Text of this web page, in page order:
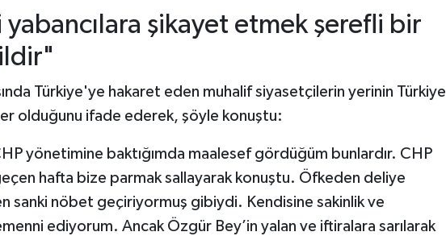
yabancılara şikayet etmek şerefli bir
Türkiye'ye hakaret eden muhalif siyasetçilerin yerinin Türkiye
olduğunu ifade ederek, şöyle konuştu:
yönetimine baktığımda maalesef gördüğüm bunlardır. CHP
hafta bize parmak sallayarak konuştu. Öfkeden deliye
sanki nöbet geçiriyormuş gibiydi. Kendisine sakinlik ve
ediyorum. Ancak Özgür Bey’in yalan ve iftiralara sarılarak